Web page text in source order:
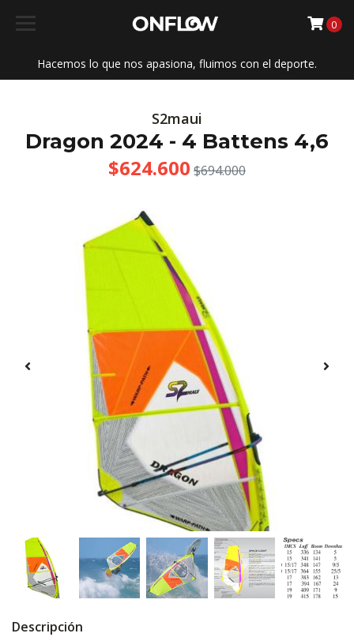
Hacemos lo que nos apasiona, fluimos con el deporte.
0
S2maui
Dragon 2024 - 4 Battens 4,6
$624.600 $694.000
Descripción